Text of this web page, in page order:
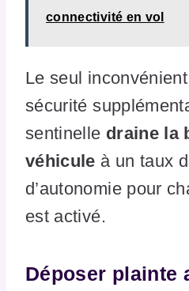
connectivité en vol
Le seul
sécurité
sentinelle draine la
véhicule à un taux
d’autonomie pour
est activé.
Déposer plainte